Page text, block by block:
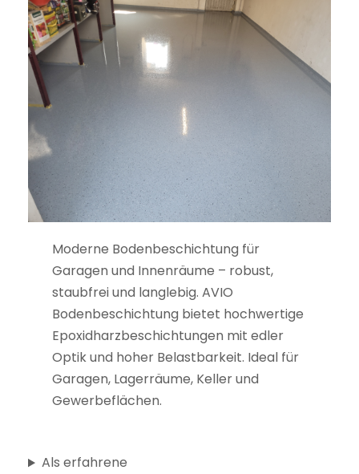
Moderne Bodenbeschichtung für
Garagen und Innenräume – robust,
staubfrei und langlebig. AVIO
Bodenbeschichtung bietet hochwertige
Epoxidharzbeschichtungen mit edler
Optik und hoher Belastbarkeit. Ideal für
Garagen, Lagerräume, Keller und
Gewerbeflächen.
Als erfahrene